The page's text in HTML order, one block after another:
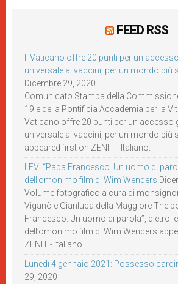
FEED RSS
Il Vaticano offre 20 punti per un
universale ai vaccini, per un mondo più
Dicembre 29, 2020
Comunicato Stampa della
19 e della Pontificia Accademia per la
Vaticano offre 20 punti per un accesso
universale ai vaccini, per un mondo più
appeared first on ZENIT - Italiano.
LEV: “Papa Francesco. Un uomo di
dell’omonimo film di Wim Wenders
Volume fotografico a cura di
Viganò e Gianluca della Maggiore The
Francesco. Un uomo di parola”, dietro
dell’omonimo film di Wim Wenders
ZENIT - Italiano.
Lunedì 4 gennaio 2021: Possesso
29, 2020